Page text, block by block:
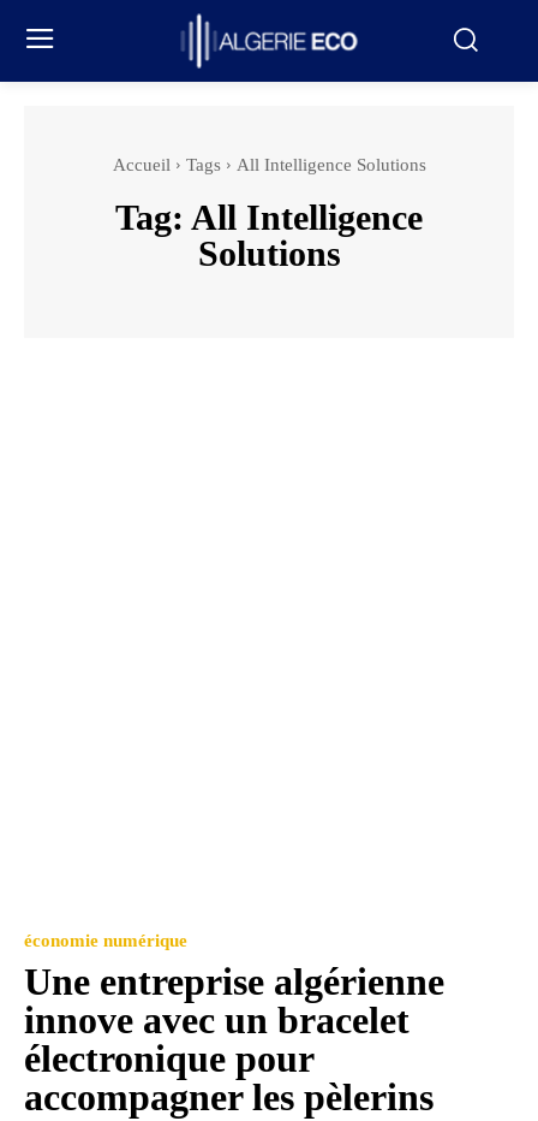
Accueil Tags All Intelligence Solutions
Tag: All Intelligence
Solutions
économie numérique
Une entreprise algérienne
innove avec un bracelet
électronique pour
accompagner les pèlerins